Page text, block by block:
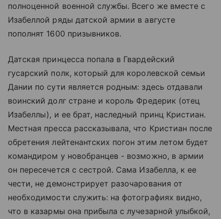
полноценной военной службы. Всего же вместе с
Изабеллой ряды датской армии в августе
пополнят 1600 призывников.
Датская принцесса попала в Гвардейский
гусарский полк, который для королевской семьи
Дании по сути является родным: здесь отдавали
воинский долг стране и король Фредерик (отец
Изабеллы), и ее брат, наследный принц Кристиан.
Местная пресса рассказывала, что Кристиан после
обретения лейтенантских погон этим летом будет
командиром у новобранцев - возможно, в армии
он пересечется с сестрой. Сама Изабелла, к ее
чести, не демонстрирует разочарования от
необходимости служить: на фотографиях видно,
что в казармы она прибыла с лучезарной улыбкой,